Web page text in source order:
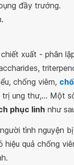
đầy trướng.
xuất - phân
chống viêm,
ung thư,... Một
phục linh như
tình nguyện bị
hiệu quả chống